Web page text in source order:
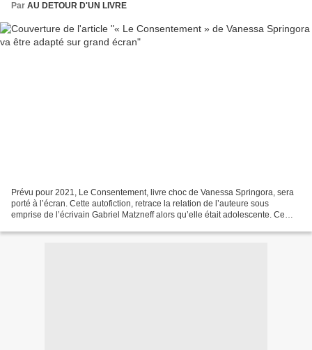
Par AU DETOUR D'UN LIVRE
Prévu pour 2021, Le Consentement, livre choc de Vanessa Springora, sera
porté à l’écran. Cette autofiction, retrace la relation de l’auteure sous
emprise de l’écrivain Gabriel Matzneff alors qu’elle était adolescente. Ce